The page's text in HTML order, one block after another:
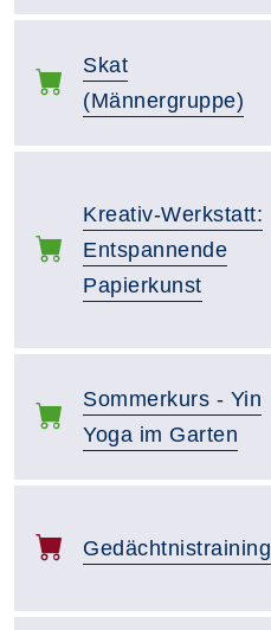
Skat
(Männergruppe)
Kreativ-Werkstatt:
Entspannende
Papierkunst
Sommerkurs - Yin
Yoga im Garten
Gedächtnistraining